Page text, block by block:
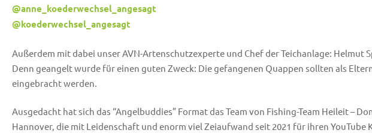
@anne_koederwechsel_angesagt
@koederwechsel_angesagt
Außerdem mit dabei unser AVN-Artenschutzexperte und Chef der Teichanlage: Helmut
Denn geangelt wurde für einen guten Zweck: Die gefangenen Quappen sollten als
eingebracht werden.
Ausgedacht hat sich das “Angelbuddies” Format das Team von Fishing-Team Heileit –
Hannover, die mit Leidenschaft und enorm viel Zeiaufwand seit 2021 für ihren YouTube